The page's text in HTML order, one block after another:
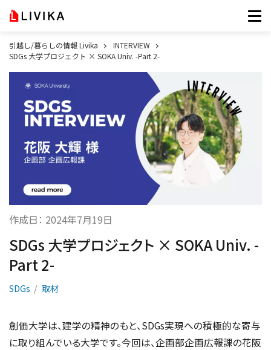
引越し/暮らしの情報 Livika
INTERVIEW
SDGs 大学プロジェクト × SOKA Univ. -Part 2-
作成日： 2024年7月19日
SDGs 大学プロジェクト × SOKA Univ. -
Part 2-
SDGs 取材
創価大学は、建学の精神のもと、SDGs実現への積極的な寄与
に取り組んでいる大学です。今回は、企画部企画広報課の花阪